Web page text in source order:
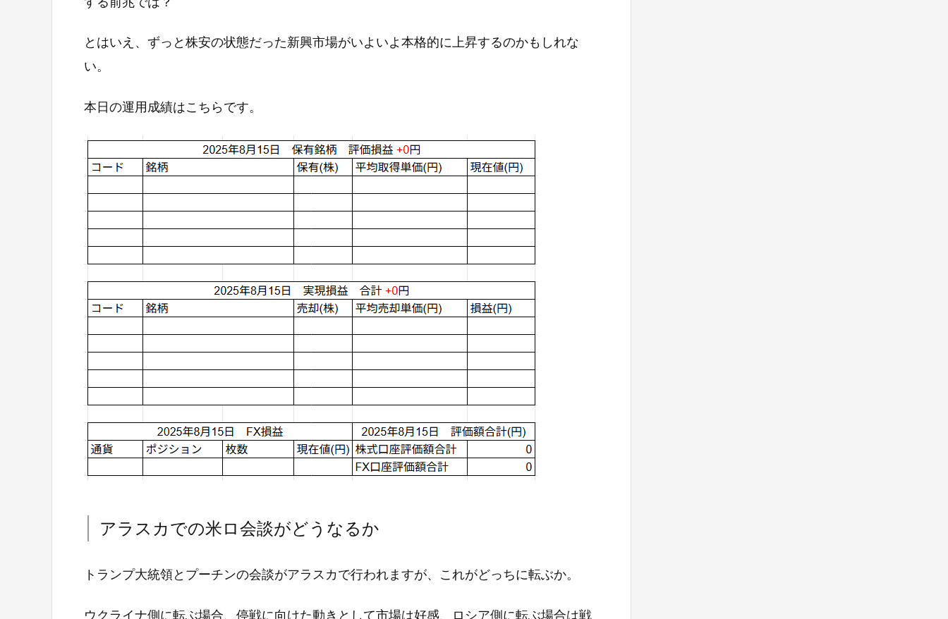
とはいえ、ずっと株安の状態だった新興市場がいよいよ本格的に上昇するのかもしれな
い。
本日の運用成績はこちらです。
アラスカでの米ロ会談がどうなるか
トランプ大統領とプーチンの会談がアラスカで行われますが、これがどっちに転ぶか。
ウクライナ側に転ぶ場合、停戦に向けた動きとして市場は好感、ロシア側に転ぶ場合は戦